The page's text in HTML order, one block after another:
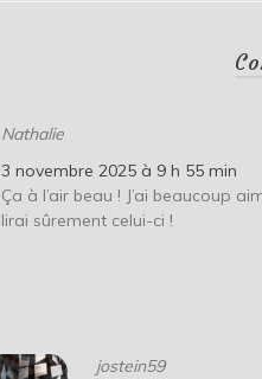
Nathalie
3 novembre 2025 à 9 h 55 min
Ça à l’air beau ! J’ai beaucoup
lirai sûrement celui-ci !
jostein59